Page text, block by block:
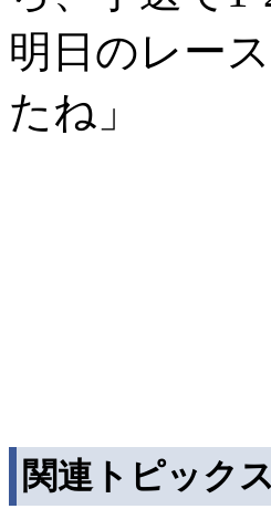
明日のレー
たね」
関連トピックス